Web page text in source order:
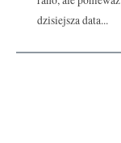
dzisiejsza data...